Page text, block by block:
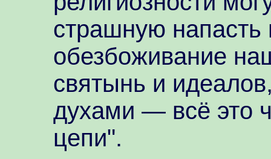
страшную
обезбоживание
святынь и
духами — всё это
цепи".